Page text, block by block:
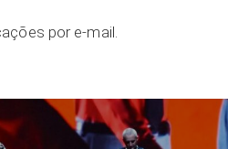
por e-mail.